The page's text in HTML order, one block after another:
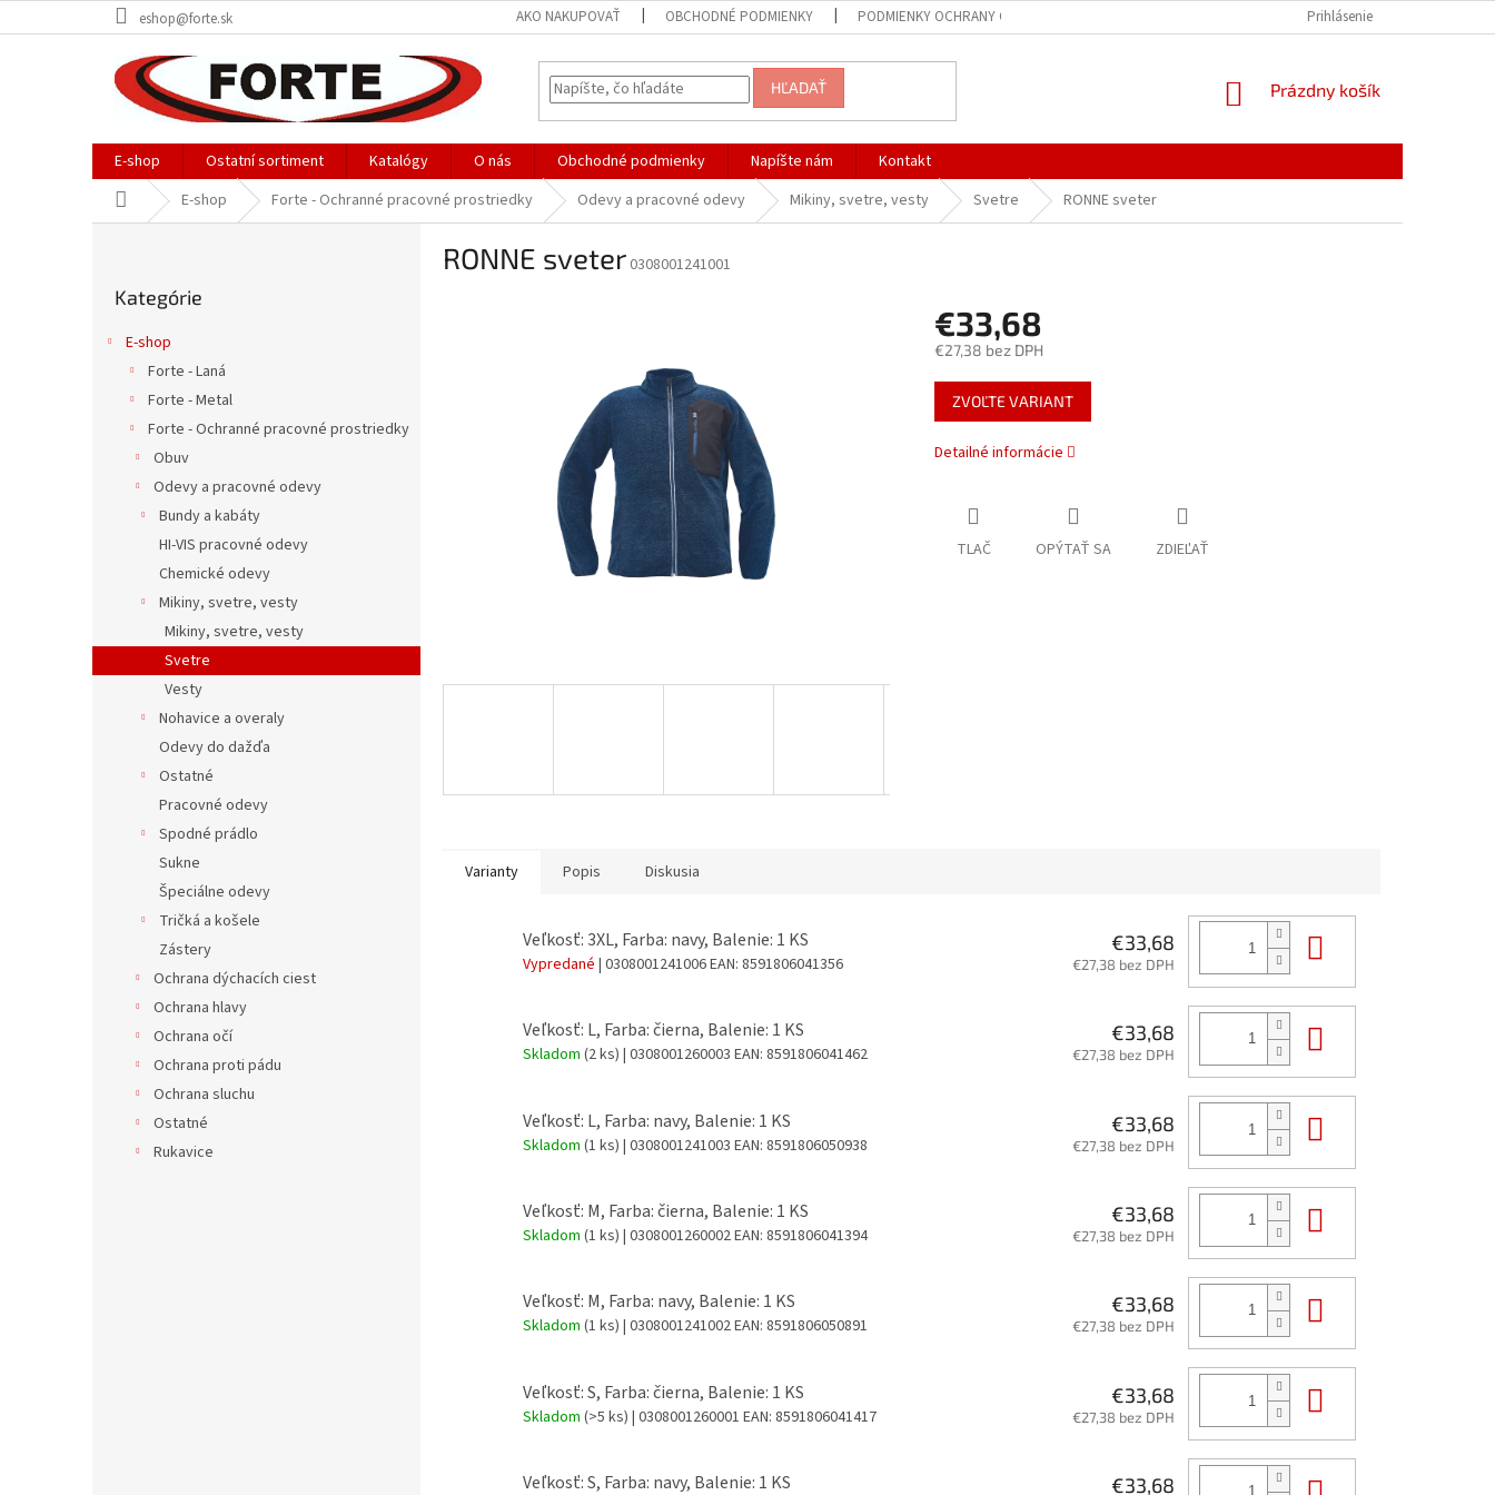
na
eshop@forte.sk AKO NAKUPOVAŤ OBCHODNÉ PODMIENKY PODMIENKY OCHRANY OSOBNÝCH ÚDAJOV Prihlásenie
HĽADAŤ
NÁKUPNÝ
Prázdny košík
E-shop Ostatní sortiment Katalógy O nás Obchodné podmienky Napíšte nám
Kontakt
DomovE-shop Forte - Ochranné pracovné prostriedky Odevy a pracovné odevy Mikiny, svetre, vesty Svetre RONNE sveter
kategórie
Kategórie
E-shop
Forte - Laná
Forte - Metal
Forte - Ochranné pracovné prostriedky
Obuv
Odevy a pracovné odevy
Bundy a kabáty
HI-VIS pracovné odevy
Chemické odevy
Mikiny, svetre, vesty
Mikiny, svetre, vesty
Svetre
Vesty
Nohavice a overaly
Odevy do dažďa
Ostatné
Pracovné odevy
Spodné prádlo
Sukne
Špeciálne odevy
Tričká a košele
Zástery
Ochrana dýchacích ciest
Ochrana hlavy
Ochrana očí
Ochrana proti pádu
Ochrana sluchu
Ostatné
Rukavice
RONNE sveter 0308001241001
€33,68
€27,38 bez DPH
Jednotková
cena:
ZVOĽTE VARIANT
Detailné informácie
TLAČ OPÝTAŤ SA ZDIEĽAŤ
Varianty Popis Diskusia
Veľkosť: 3XL, Farba: navy, Balenie: 1 KS
Vypredané | 0308001241006EAN: 8591806041356
€33,68
€27,38 bez DPH
Veľkosť: L, Farba: čierna, Balenie: 1 KS
Skladom (2 ks) | 0308001260003 EAN: 8591806041462
€33,68
€27,38 bez DPH
Veľkosť: L, Farba: navy, Balenie: 1 KS
Skladom (1 ks) | 0308001241003 EAN: 8591806050938
€33,68
€27,38 bez DPH
Veľkosť: M, Farba: čierna, Balenie: 1 KS
Skladom (1 ks) | 0308001260002EAN: 8591806041394
€33,68
€27,38 bez DPH
Veľkosť: M, Farba: navy, Balenie: 1 KS
Skladom (1 ks) | 0308001241002EAN: 8591806050891
€33,68
€27,38 bez DPH
Veľkosť: S, Farba: čierna, Balenie: 1 KS
Skladom (>5 ks) | 0308001260001 EAN: 8591806041417
€33,68
€27,38 bez DPH
Veľkosť: S, Farba: navy, Balenie: 1 KS €33,68